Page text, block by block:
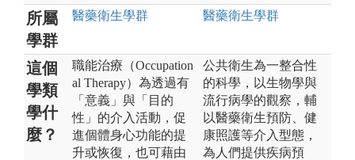
所屬
學群
醫藥衛生學群 醫藥衛生學群
這個
學類
學什
麼？
職能治療（Occupation
al Therapy）為透過有
「意義」與「目的
性」的介入活動，促
進個體身心功能的提
升或恢復，也可藉由
公共衛生為一整合性
的科學，以生物學與
流行病學的觀察，輔
以醫藥衛生預防、健
康照護等介入型態，
為人們提供疾病預